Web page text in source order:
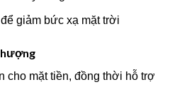
giảm bức xạ mặt trời
cho mặt tiền, đồng thời hỗ trợ